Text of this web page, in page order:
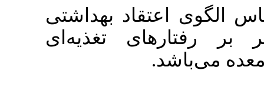
بهداشتی
تغذیه‌ای